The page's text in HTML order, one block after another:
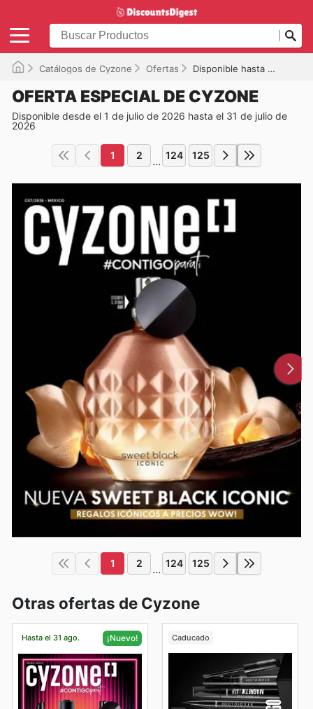
Catálogos de Cyzone Ofertas Disponible hasta el 31/07/2026
OFERTA ESPECIAL DE CYZONE
Disponible desde el 1 de julio de 2026 hasta el 31 de julio de
2026
1 2 ... 124 125
1 2 ... 124 125
Otras ofertas de Cyzone
Hasta el 31 ago. ¡Nuevo! Caducado